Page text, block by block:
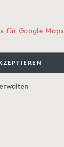
für Google Maps